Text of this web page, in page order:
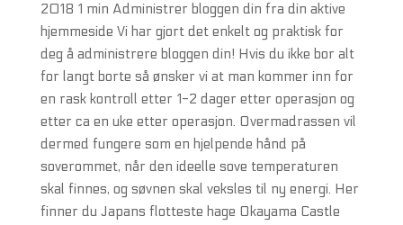
2018 1 min Administrer bloggen din fra din aktive
hjemmeside Vi har gjort det enkelt og praktisk for
deg å administrere bloggen din! Hvis du ikke bor alt
for langt borte så ønsker vi at man kommer inn for
en rask kontroll etter 1-2 dager etter operasjon og
etter ca en uke etter operasjon. Overmadrassen vil
dermed fungere som en hjelpende hånd på
soverommet, når den ideelle sove temperaturen
skal finnes, og søvnen skal veksles til ny energi. Her
finner du Japans flotteste hage Okayama Castle